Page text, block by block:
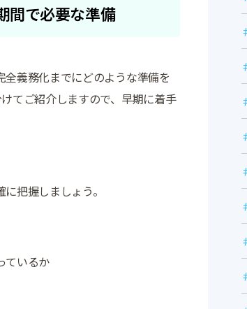
間で必要な準備
義務化までにどのような準備を
てご紹介しますので、早期に着手
把握しましょう。
ているか